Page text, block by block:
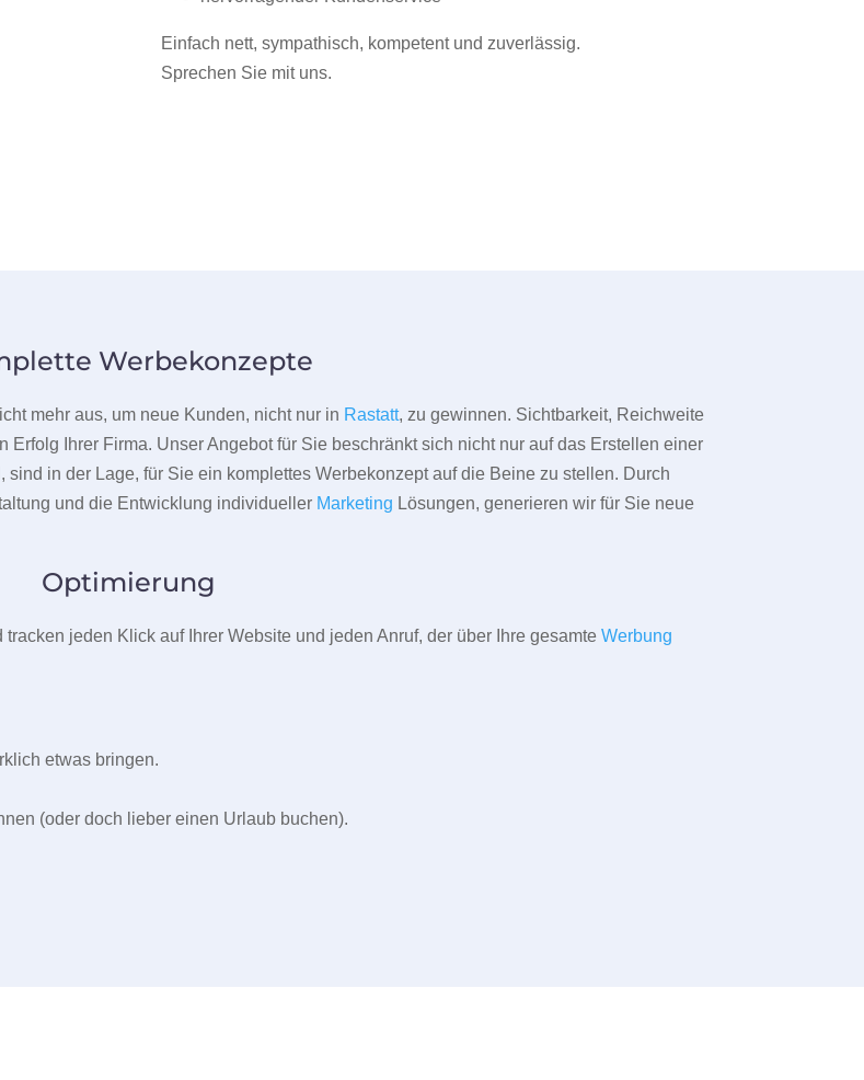
Einfach nett, sympathisch, kompetent und zuverlässig.
Sprechen Sie mit uns.
Werbekonzepte
mehr aus, um neue Kunden, nicht nur in Rastatt, zu gewinnen. Sichtbarkeit, Reichweite
Ihrer Firma. Unser Angebot für Sie beschränkt sich nicht nur auf das Erstellen einer
sind in der Lage, für Sie ein komplettes Werbekonzept auf die Beine zu stellen. Durch
und die Entwicklung individueller Marketing Lösungen, generieren wir für Sie neue
Optimierung
tracken jeden Klick auf Ihrer Website und jeden Anruf, der über Ihre gesamteWerbung
etwas bringen.
(oder doch lieber einen Urlaub buchen).